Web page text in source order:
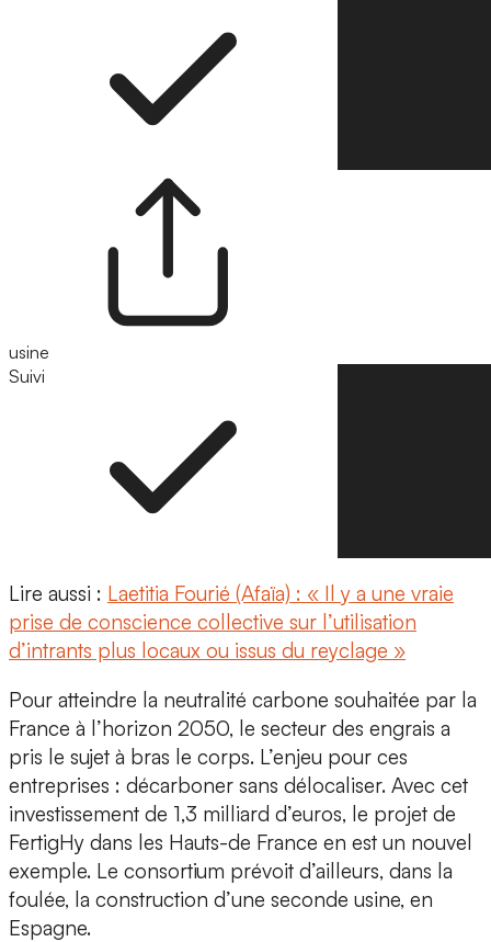
usine
Suivi
Lire aussi : Laetitia Fourié (Afaïa) : « Il y a une vraie
prise de conscience collective sur l’utilisation
d’intrants plus locaux ou issus du reyclage »
Pour atteindre la neutralité carbone souhaitée par la
France à l’horizon 2050, le secteur des engrais a
pris le sujet à bras le corps. L’enjeu pour ces
entreprises : décarboner sans délocaliser. Avec cet
investissement de 1,3 milliard d’euros, le projet de
FertigHy dans les Hauts-de France en est un nouvel
exemple. Le consortium prévoit d’ailleurs, dans la
foulée, la construction d’une seconde usine, en
Espagne.